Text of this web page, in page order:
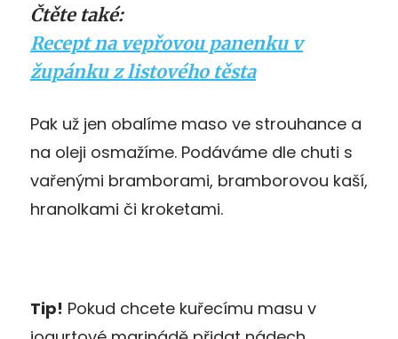
Čtěte také:
Recept na vepřovou panenku v
župánku z listového těsta
Pak už jen obalíme maso ve strouhance a
na oleji osmažíme. Podáváme dle chuti s
vařenými bramborami, bramborovou kaší,
hranolkami či kroketami.
Tip! Pokud chcete kuřecímu masu v